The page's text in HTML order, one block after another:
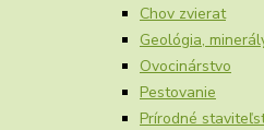
Chov zvierat
Geológia,
Ovocinárstvo
Pestovanie
Prírodné